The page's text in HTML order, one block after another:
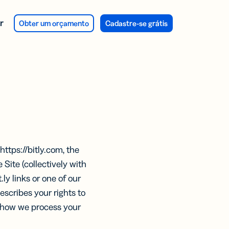
Integration
Integration
o
e
DE
Obter um orçamento Cadastre-se grátis
bitly.com, the
Site (collectively with
links or one of our
your rights to
we process your